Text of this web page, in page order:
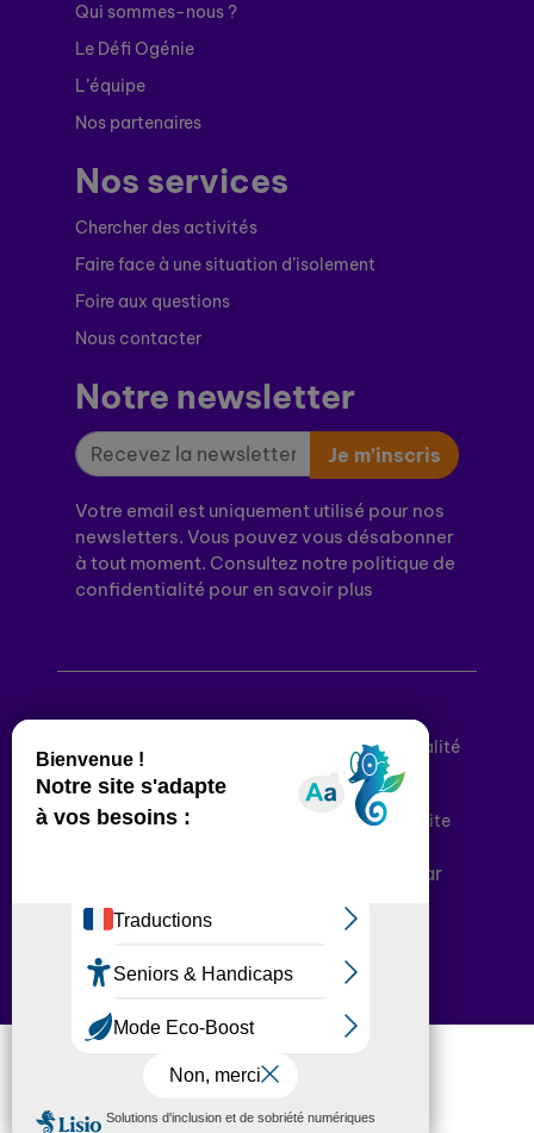
Qui sommes-nous ?
Le Défi Ogénie
L’équipe
Nos partenaires
Nos services
Chercher des activités
Faire face à une situation d’isolement
Foire aux questions
Nous contacter
Notre newsletter
Je m’inscris
Votre email est uniquement utilisé pour nos
newsletters. Vous pouvez vous désabonner
à tout moment. Consultez notre politique de
confidentialité pour en savoir plus
Mentions légales
Politique de confidentialité
Conditions générales d’utilisation
Déclaration d’accessibilité
Plan du site
Plateforme développée en France par